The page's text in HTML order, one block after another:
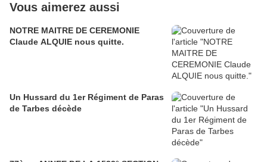
Vous aimerez aussi
NOTRE MAITRE DE CEREMONIE
Claude ALQUIE nous quitte.
Un Hussard du 1er Régiment de Paras
de Tarbes décède